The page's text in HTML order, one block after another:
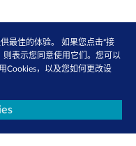
最佳的体验。 如果您点击“接
则表示您同意使用它们。您可以
Cookies，以及您如何更改设